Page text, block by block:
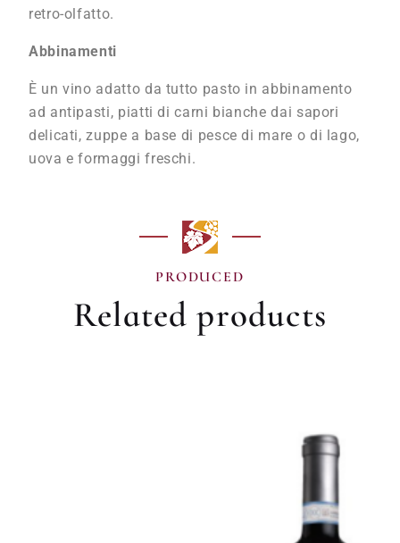
retro-olfatto.
Abbinamenti
È un vino adatto da tutto pasto in abbinamento
ad antipasti, piatti di carni bianche dai sapori
delicati, zuppe a base di pesce di mare o di lago,
uova e formaggi freschi.
PRODUCED
Related products